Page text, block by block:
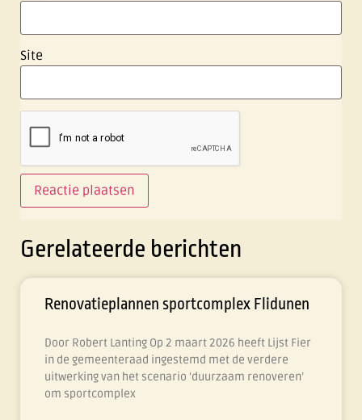
Site
Gerelateerde berichten
Renovatieplannen sportcomplex Flidunen
Door Robert Lanting Op 2 maart 2026 heeft Lijst Fier
in de gemeenteraad ingestemd met de verdere
uitwerking van het scenario ‘duurzaam renoveren’
om sportcomplex